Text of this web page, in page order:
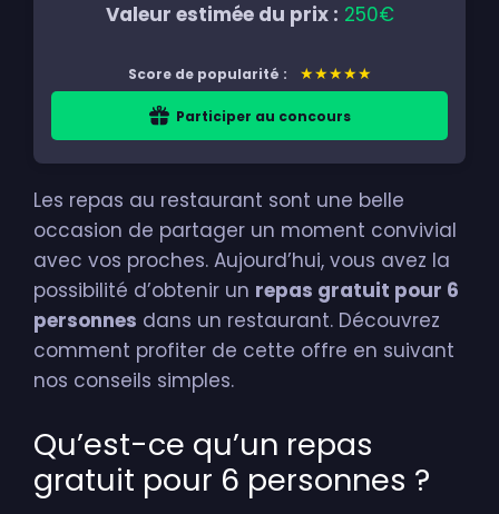
Valeur estimée du prix : 250€
Score de popularité : ★★★★★
Participer au concours
Les repas au restaurant sont une belle
occasion de partager un moment convivial
avec vos proches. Aujourd’hui, vous avez la
possibilité d’obtenir un repas gratuit pour 6
personnes dans un restaurant. Découvrez
comment profiter de cette offre en suivant
nos conseils simples.
Qu’est-ce qu’un repas
gratuit pour 6 personnes ?